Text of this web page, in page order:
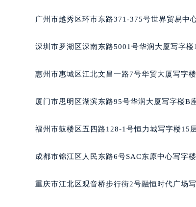
广州市越秀区环市东路371-375号世界贸易中
深圳市罗湖区深南东路5001号华润大厦写字楼
惠州市惠城区江北文昌一路7号华贸大厦写字
厦门市思明区湖滨东路95号华润大厦写字楼B
福州市鼓楼区五四路128-1号恒力城写字楼15
成都市锦江区人民东路6号SAC东原中心写字
重庆市江北区观音桥步行街2号融恒时代广场